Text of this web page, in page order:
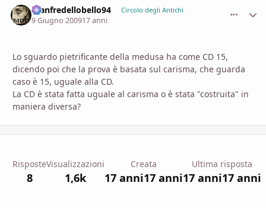
manfredellobello94 Circolo degli Antichi
9 Giugno 200917 anni
Lo sguardo pietrificante della medusa ha come CD 15,
dicendo poi che la prova è basata sul carisma, che guarda
caso è 15, uguale alla CD.
La CD è stata fatta uguale al carisma o è stata "costruita" in
maniera diversa?
Risposte
8
Visualizzazioni
1,6k
Creata
17 anni17 anni
Ultima risposta
17 anni17 anni